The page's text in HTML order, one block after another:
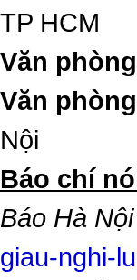
TP HCM
Văn
Văn
Nội
​Báo chí
Báo Hà
giau-nghi-